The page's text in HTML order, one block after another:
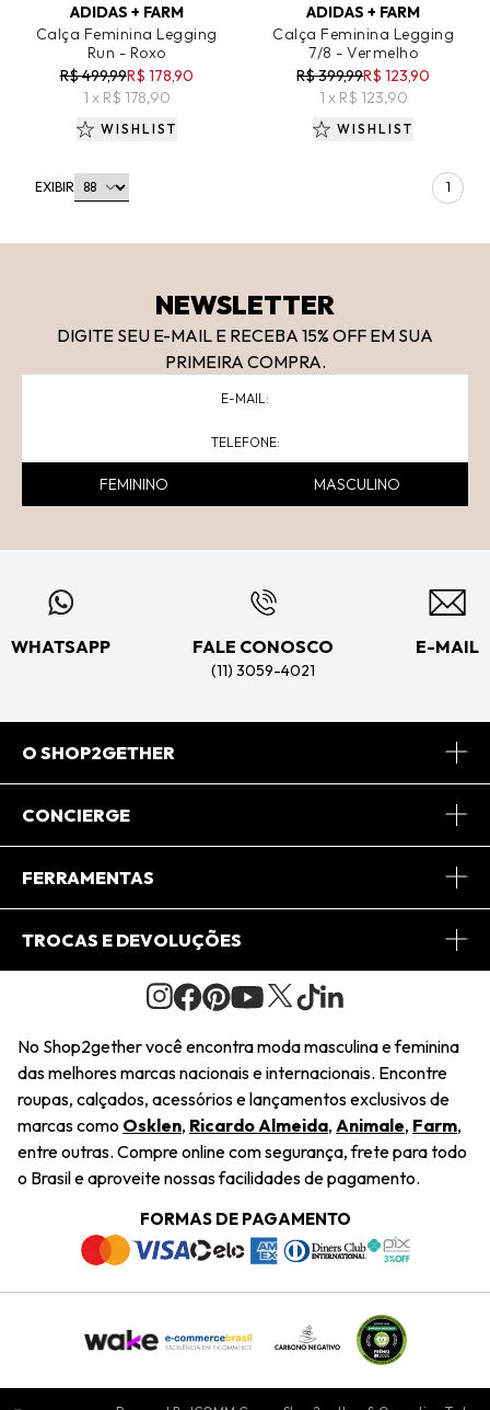
ADIDAS + FARM
Calça Feminina Legging
Run - Roxo
R$ 499,99R$ 178,90
1 x R$ 178,90
WISHLIST
ADIDAS + FARM
Calça Feminina Legging
7/8 - Vermelho
R$ 399,99R$ 123,90
1 x R$ 123,90
WISHLIST
EXIBIR 1
NEWSLETTER
DIGITE SEU E-MAIL E RECEBA 15% OFF EM SUA
PRIMEIRA COMPRA.
FEMININO MASCULINO
WHATSAPP FALE CONOSCO
(11) 3059-4021
E-MAIL
O SHOP2GETHER
Sobre Nós
Journal
Saiu na Mídia
Sustentabilidade
Navegando
Termos e Condições
Trabalhe Conosco
CONCIERGE
Central de Relacionamento
Regulamento e Promoções
FERRAMENTAS
Minha Conta
Pedido de Presente
Wishlist
TROCAS E DEVOLUÇÕES
Condições Gerais
Troca Fácil
Restituição de Pagamento
Dúvidas Frequentes
Termos e Condições
Política de Privacidade
No Shop2gether você encontra moda masculina e feminina
das melhores marcas nacionais e internacionais. Encontre
roupas, calçados, acessórios e lançamentos exclusivos de
marcas como Osklen, Ricardo Almeida, Animale, Farm,
entre outras. Compre online com segurança, frete para todo
o Brasil e aproveite nossas facilidades de pagamento.
FORMAS DE PAGAMENTO